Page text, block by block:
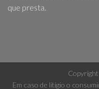
que presta.
Em caso de litígio o